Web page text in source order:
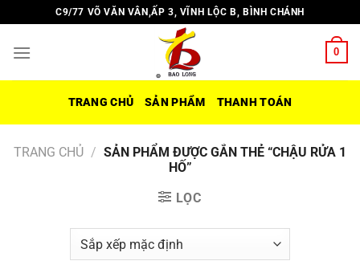
đến
nội
C9/77 VÕ VĂN VÂN,ẤP 3, VĨNH LỘC B, BÌNH CHÁNH
0
TRANG CHỦ SẢN PHẨM THANH TOÁN
TRANG CHỦ / SẢN PHẨM ĐƯỢC GẮN THẺ “CHẬU RỬA 1
HỐ”
LỌC